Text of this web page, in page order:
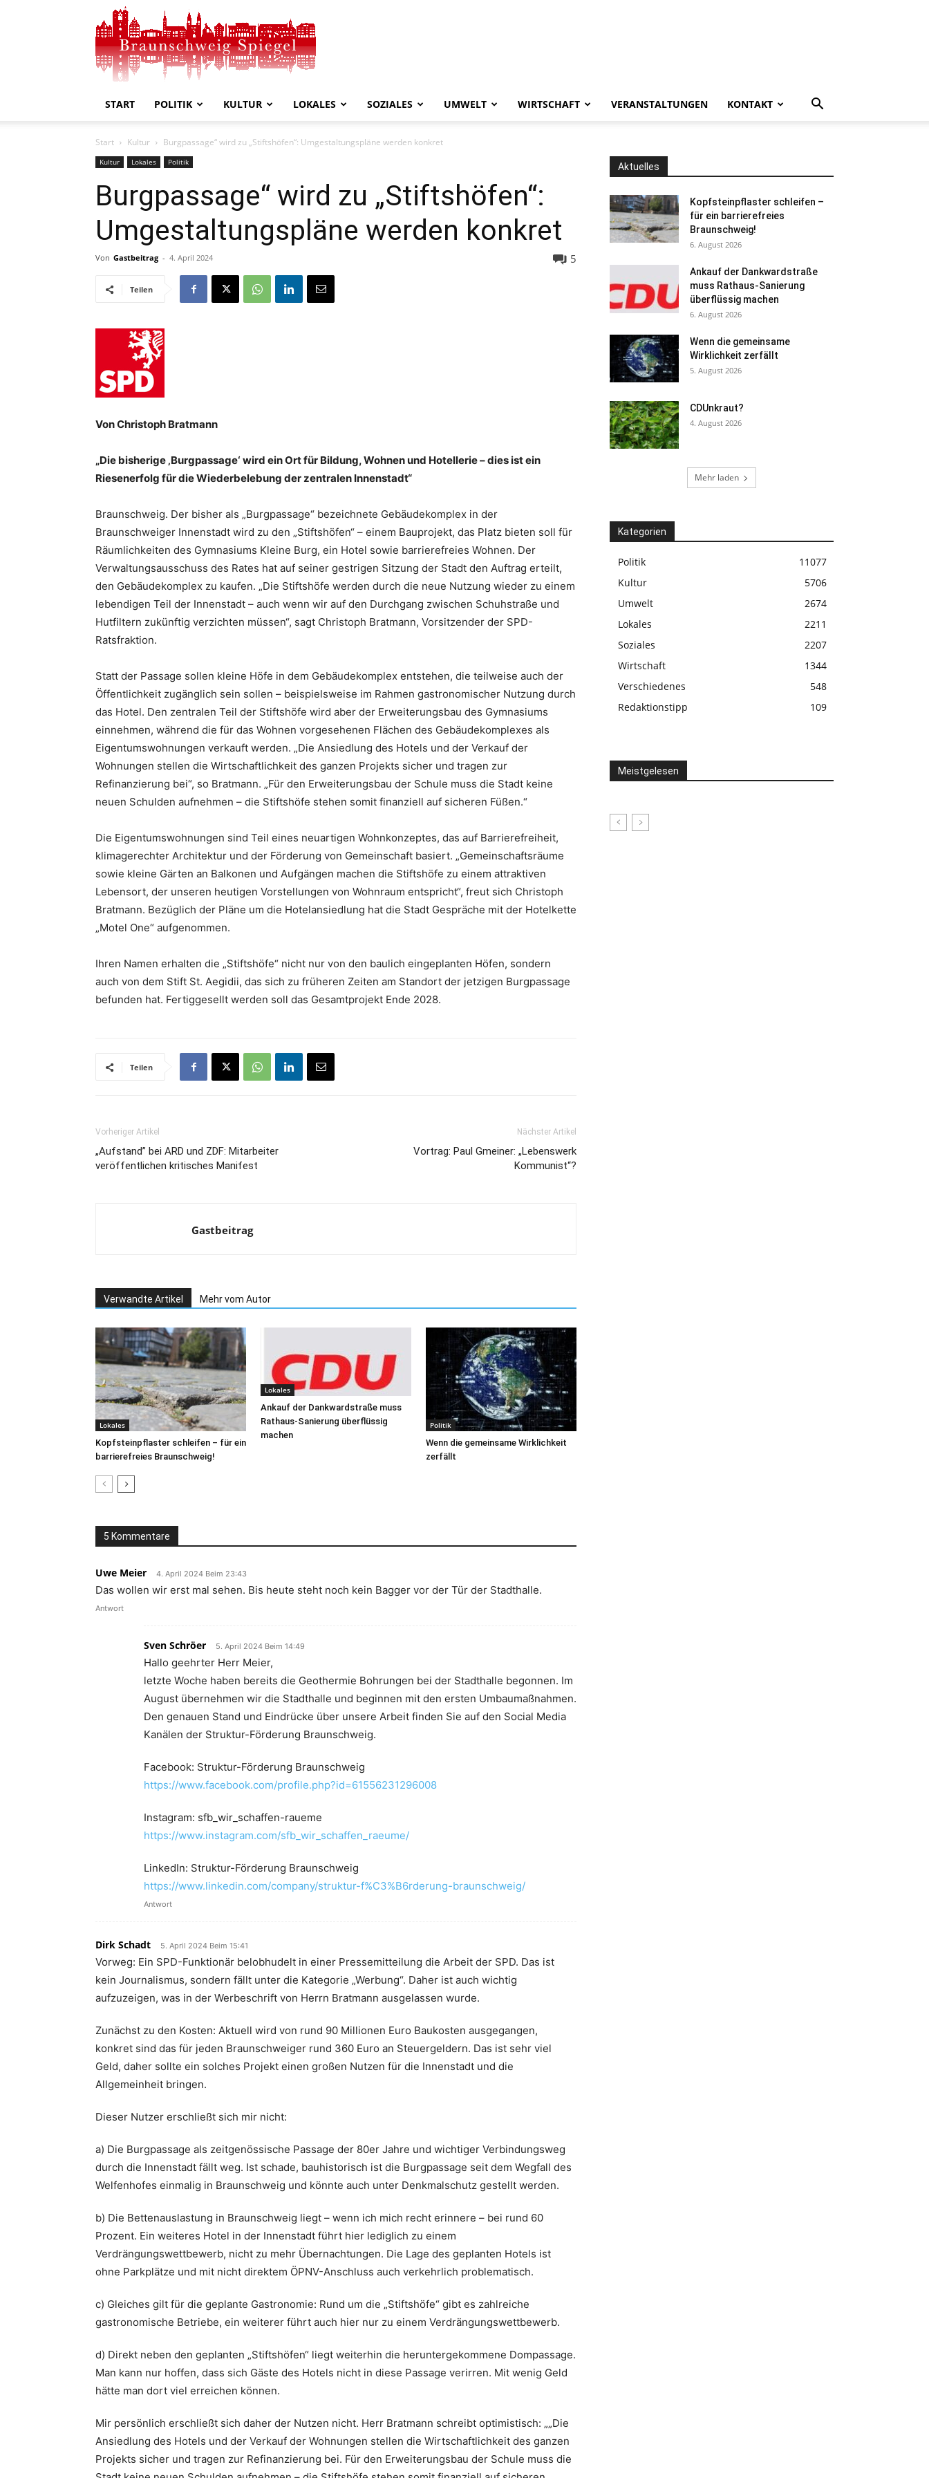
Spiegel
START POLITIK KULTUR LOKALES SOZIALES UMWELT WIRTSCHAFT VERANSTALTUNGEN KONTAKT
Start Kultur Burgpassage“ wird zu „Stiftshöfen“: Umgestaltungspläne werden konkret
Kultur Lokales Politik
Burgpassage“ wird zu „Stiftshöfen“:
Umgestaltungspläne werden konkret
Von Gastbeitrag - 4. April 2024 5
Teilen
Von Christoph Bratmann
„Die bisherige ‚Burgpassage‘ wird ein Ort für Bildung, Wohnen und Hotellerie – dies ist ein
Riesenerfolg für die Wiederbelebung der zentralen Innenstadt“
Braunschweig. Der bisher als „Burgpassage“ bezeichnete Gebäudekomplex in der
Braunschweiger Innenstadt wird zu den „Stiftshöfen“ – einem Bauprojekt, das Platz bieten soll für
Räumlichkeiten des Gymnasiums Kleine Burg, ein Hotel sowie barrierefreies Wohnen. Der
Verwaltungsausschuss des Rates hat auf seiner gestrigen Sitzung der Stadt den Auftrag erteilt,
den Gebäudekomplex zu kaufen. „Die Stiftshöfe werden durch die neue Nutzung wieder zu einem
lebendigen Teil der Innenstadt – auch wenn wir auf den Durchgang zwischen Schuhstraße und
Hutfiltern zukünftig verzichten müssen“, sagt Christoph Bratmann, Vorsitzender der SPD-
Ratsfraktion.
Statt der Passage sollen kleine Höfe in dem Gebäudekomplex entstehen, die teilweise auch der
Öffentlichkeit zugänglich sein sollen – beispielsweise im Rahmen gastronomischer Nutzung durch
das Hotel. Den zentralen Teil der Stiftshöfe wird aber der Erweiterungsbau des Gymnasiums
einnehmen, während die für das Wohnen vorgesehenen Flächen des Gebäudekomplexes als
Eigentumswohnungen verkauft werden. „Die Ansiedlung des Hotels und der Verkauf der
Wohnungen stellen die Wirtschaftlichkeit des ganzen Projekts sicher und tragen zur
Refinanzierung bei“, so Bratmann. „Für den Erweiterungsbau der Schule muss die Stadt keine
neuen Schulden aufnehmen – die Stiftshöfe stehen somit finanziell auf sicheren Füßen.“
Die Eigentumswohnungen sind Teil eines neuartigen Wohnkonzeptes, das auf Barrierefreiheit,
klimagerechter Architektur und der Förderung von Gemeinschaft basiert. „Gemeinschaftsräume
sowie kleine Gärten an Balkonen und Aufgängen machen die Stiftshöfe zu einem attraktiven
Lebensort, der unseren heutigen Vorstellungen von Wohnraum entspricht“, freut sich Christoph
Bratmann. Bezüglich der Pläne um die Hotelansiedlung hat die Stadt Gespräche mit der Hotelkette
„Motel One“ aufgenommen.
Ihren Namen erhalten die „Stiftshöfe“ nicht nur von den baulich eingeplanten Höfen, sondern
auch von dem Stift St. Aegidii, das sich zu früheren Zeiten am Standort der jetzigen Burgpassage
befunden hat. Fertiggesellt werden soll das Gesamtprojekt Ende 2028.
Teilen
Vorheriger Artikel
„Aufstand” bei ARD und ZDF: Mitarbeiter
veröffentlichen kritisches Manifest
Nächster Artikel
Vortrag: Paul Gmeiner: „Lebenswerk
Kommunist“?
Gastbeitrag
Verwandte Artikel Mehr vom Autor
Lokales
Kopfsteinpflaster schleifen – für ein
barrierefreies Braunschweig!
Lokales
Ankauf der Dankwardstraße muss
Rathaus-Sanierung überflüssig
machen
Politik
Wenn die gemeinsame Wirklichkeit
zerfällt
5 Kommentare
Uwe Meier 4. April 2024 Beim 23:43
Das wollen wir erst mal sehen. Bis heute steht noch kein Bagger vor der Tür der Stadthalle.
Antwort
Sven Schröer 5. April 2024 Beim 14:49
Hallo geehrter Herr Meier,
letzte Woche haben bereits die Geothermie Bohrungen bei der Stadthalle begonnen. Im
August übernehmen wir die Stadthalle und beginnen mit den ersten Umbaumaßnahmen.
Den genauen Stand und Eindrücke über unsere Arbeit finden Sie auf den Social Media
Kanälen der Struktur-Förderung Braunschweig.
Facebook: Struktur-Förderung Braunschweig
https://www.facebook.com/profile.php?id=61556231296008
Instagram: sfb_wir_schaffen-raueme
https://www.instagram.com/sfb_wir_schaffen_raeume/
LinkedIn: Struktur-Förderung Braunschweig
https://www.linkedin.com/company/struktur-f%C3%B6rderung-braunschweig/
Antwort
Dirk Schadt 5. April 2024 Beim 15:41
Vorweg: Ein SPD-Funktionär belobhudelt in einer Pressemitteilung die Arbeit der SPD. Das ist
kein Journalismus, sondern fällt unter die Kategorie „Werbung“. Daher ist auch wichtig
aufzuzeigen, was in der Werbeschrift von Herrn Bratmann ausgelassen wurde.
Zunächst zu den Kosten: Aktuell wird von rund 90 Millionen Euro Baukosten ausgegangen,
konkret sind das für jeden Braunschweiger rund 360 Euro an Steuergeldern. Das ist sehr viel
Geld, daher sollte ein solches Projekt einen großen Nutzen für die Innenstadt und die
Allgemeinheit bringen.
Dieser Nutzer erschließt sich mir nicht:
a) Die Burgpassage als zeitgenössische Passage der 80er Jahre und wichtiger Verbindungsweg
durch die Innenstadt fällt weg. Ist schade, bauhistorisch ist die Burgpassage seit dem Wegfall des
Welfenhofes einmalig in Braunschweig und könnte auch unter Denkmalschutz gestellt werden.
b) Die Bettenauslastung in Braunschweig liegt – wenn ich mich recht erinnere – bei rund 60
Prozent. Ein weiteres Hotel in der Innenstadt führt hier lediglich zu einem
Verdrängungswettbewerb, nicht zu mehr Übernachtungen. Die Lage des geplanten Hotels ist
ohne Parkplätze und mit nicht direktem ÖPNV-Anschluss auch verkehrlich problematisch.
c) Gleiches gilt für die geplante Gastronomie: Rund um die „Stiftshöfe“ gibt es zahlreiche
gastronomische Betriebe, ein weiterer führt auch hier nur zu einem Verdrängungswettbewerb.
d) Direkt neben den geplanten „Stiftshöfen“ liegt weiterhin die heruntergekommene Dompassage.
Man kann nur hoffen, dass sich Gäste des Hotels nicht in diese Passage verirren. Mit wenig Geld
hätte man dort viel erreichen können.
Mir persönlich erschließt sich daher der Nutzen nicht. Herr Bratmann schreibt optimistisch: „„Die
Ansiedlung des Hotels und der Verkauf der Wohnungen stellen die Wirtschaftlichkeit des ganzen
Projekts sicher und tragen zur Refinanzierung bei. Für den Erweiterungsbau der Schule muss die
Aktuelles
Kopfsteinpflaster schleifen –
für ein barrierefreies
Braunschweig!
6. August 2026
Ankauf der Dankwardstraße
muss Rathaus-Sanierung
überflüssig machen
6. August 2026
Wenn die gemeinsame
Wirklichkeit zerfällt
5. August 2026
CDUnkraut?
4. August 2026
Mehr laden
Kategorien
Politik
11077
Kultur
5706
Umwelt
2674
Lokales
2211
Soziales
2207
Wirtschaft
1344
Verschiedenes
548
Redaktionstipp
109
Meistgelesen